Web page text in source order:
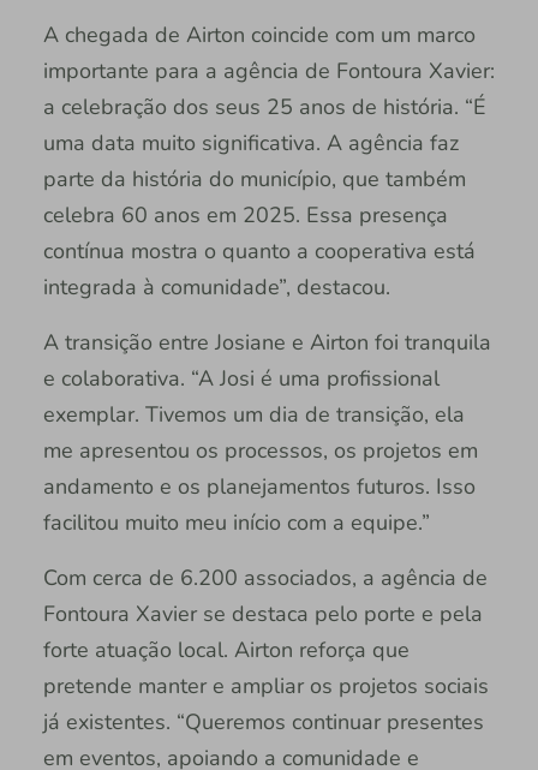
A chegada de Airton coincide com um marco
importante para a agência de Fontoura Xavier:
a celebração dos seus 25 anos de história. “É
uma data muito significativa. A agência faz
parte da história do município, que também
celebra 60 anos em 2025. Essa presença
contínua mostra o quanto a cooperativa está
integrada à comunidade”, destacou.
A transição entre Josiane e Airton foi tranquila
e colaborativa. “A Josi é uma profissional
exemplar. Tivemos um dia de transição, ela
me apresentou os processos, os projetos em
andamento e os planejamentos futuros. Isso
facilitou muito meu início com a equipe.”
Com cerca de 6.200 associados, a agência de
Fontoura Xavier se destaca pelo porte e pela
forte atuação local. Airton reforça que
pretende manter e ampliar os projetos sociais
já existentes. “Queremos continuar presentes
em eventos, apoiando a comunidade e